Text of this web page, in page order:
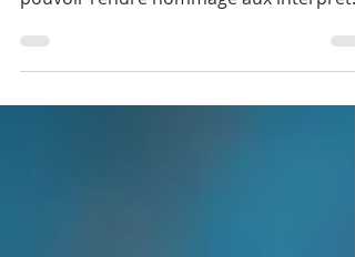
grands succès récents francophones
pouvoir rendre hommage aux
et aux...